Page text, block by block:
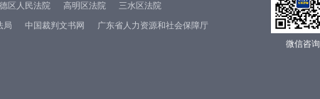
区人民法院 高明区法院
三水区法院
局 中国裁判文书网
广东省人力资源和社会保障厅
微信咨询